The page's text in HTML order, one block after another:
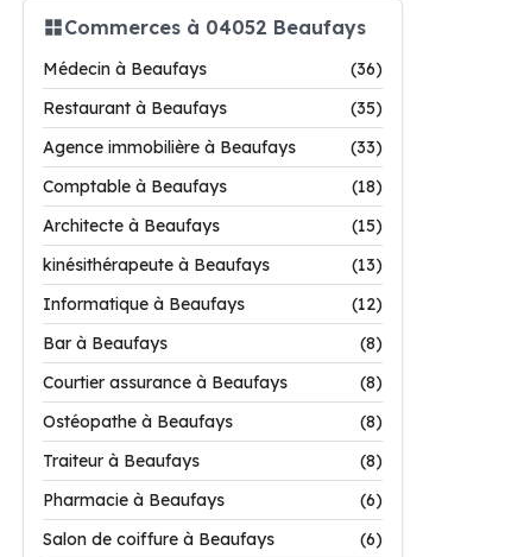
Commerces à 04052 Beaufays
Médecin à Beaufays
(36)
Restaurant à Beaufays
(35)
Agence immobilière à Beaufays
(33)
Comptable à Beaufays
(18)
Architecte à Beaufays
(15)
kinésithérapeute à Beaufays
(13)
Informatique à Beaufays
(12)
Bar à Beaufays
(8)
Courtier assurance à Beaufays
(8)
Ostéopathe à Beaufays
(8)
Traiteur à Beaufays
(8)
Pharmacie à Beaufays
(6)
Salon de coiffure à Beaufays
(6)